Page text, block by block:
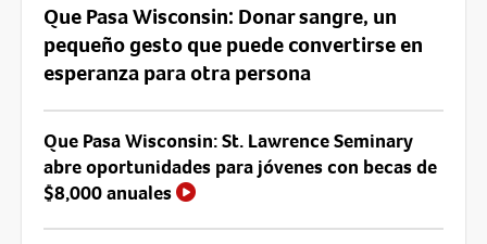
Que Pasa Wisconsin: Donar sangre, un
pequeño gesto que puede convertirse en
esperanza para otra persona
Que Pasa Wisconsin: St. Lawrence Seminary
abre oportunidades para jóvenes con becas de
$8,000 anuales